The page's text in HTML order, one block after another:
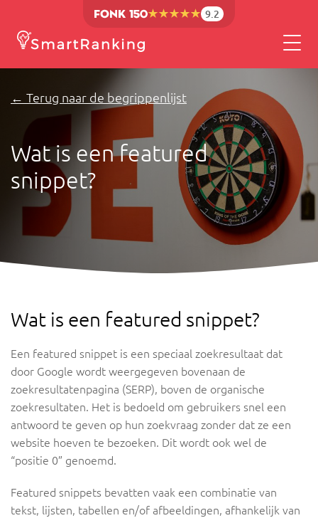
9.2
← Terug naar de begrippenlijst
Wat is een featured
snippet?
Wat is een featured snippet?
Een featured snippet is een speciaal zoekresultaat dat
door Google wordt weergegeven bovenaan de
zoekresultatenpagina (SERP), boven de organische
zoekresultaten. Het is bedoeld om gebruikers snel een
antwoord te geven op hun zoekvraag zonder dat ze een
website hoeven te bezoeken. Dit wordt ook wel de
“positie 0” genoemd.
Featured snippets bevatten vaak een combinatie van
tekst, lijsten, tabellen en/of afbeeldingen, afhankelijk van